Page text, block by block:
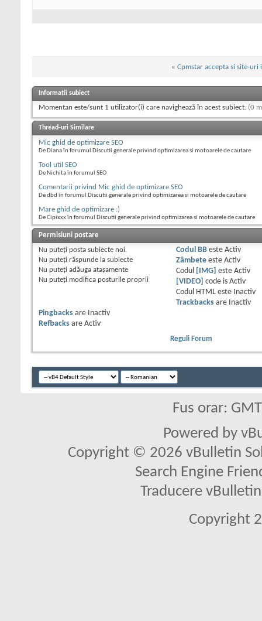
« Cpmstar accepta si site-uri
Informații subiect
Momentan este/sunt 1 utilizator(i) care navighează în acest subiect. (0
Thread-uri Similare
Mic ghid de optimizare SEO
De Diana în forumul Discutii generale privind optimizarea si motoarele de cautare
Tool util SEO
De Nichita în forumul SEO
Comentarii privind Mic ghid de optimizare SEO
De dbd în forumul Discutii generale privind optimizarea si motoarele de cautare
Mare ghid de optimizare :)
De Cipixxx în forumul Discutii generale privind optimizarea si motoarele de cautare
Permisiuni postare
Nu puteţi posta subiecte noi.
Nu puteţi răspunde la subiecte
Nu puteţi adăuga ataşamente
Nu puteţi modifica posturile proprii
Codul BBeste Activ
Zâmbeteeste Activ
Codul
[IMG] este Activ
[VIDEO]
code is Activ
Codul HTML este
Inactiv
Trackbacksare
Inactiv
Pingbacks are
Inactiv
Refbacks are Activ
Reguli Forum
Fus orar:
Powered by
Copyright © 2026 vBulletin
Search Engine
Traducere
Copyright